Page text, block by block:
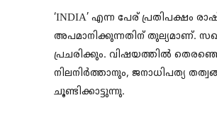
‘INDIA’ എന്ന പേര് പ്രതിപക്ഷം
അപമാനിക്കുന്നതിന് തുല്യമാണ്.
പ്രചരിക്കും. വിഷയത്തിൽ
നിലനിർത്താനും, ജനാധിപത്യ
ചൂണ്ടിക്കാട്ടുന്നു.